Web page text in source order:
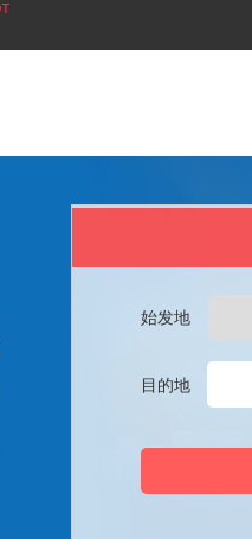
始发地
目的地